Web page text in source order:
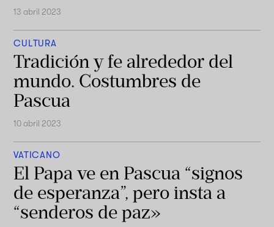
13 abril 2023
CULTURA
Tradición y fe alrededor del
mundo. Costumbres de
Pascua
10 abril 2023
VATICANO
El Papa ve en Pascua “signos
de esperanza”, pero insta a
“senderos de paz»